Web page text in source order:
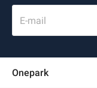
E-mail
Onepark